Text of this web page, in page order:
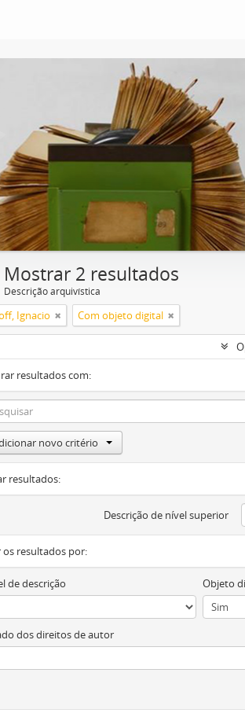
Mostrar 2 resultados
Descrição arquivística
Ignacio Com objeto digital
resultados com:
novo critério
resultados:
Descrição de nível superior
os resultados por:
de descrição Objeto
dos direitos de autor